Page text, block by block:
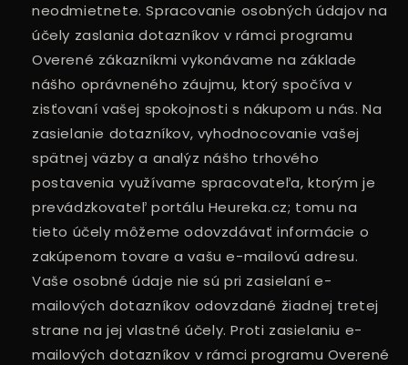
neodmietnete. Spracovanie osobných údajov na
účely zaslania dotazníkov v rámci programu
Overené zákazníkmi vykonávame na základe
nášho oprávneného záujmu, ktorý spočíva v
zisťovaní vašej spokojnosti s nákupom u nás. Na
zasielanie dotazníkov, vyhodnocovanie vašej
spätnej väzby a analýz nášho trhového
postavenia využívame spracovateľa, ktorým je
prevádzkovateľ portálu Heureka.cz; tomu na
tieto účely môžeme odovzdávať informácie o
zakúpenom tovare a vašu e-mailovú adresu.
Vaše osobné údaje nie sú pri zasielaní e-
mailových dotazníkov odovzdané žiadnej tretej
strane na jej vlastné účely. Proti zasielaniu e-
mailových dotazníkov v rámci programu Overené